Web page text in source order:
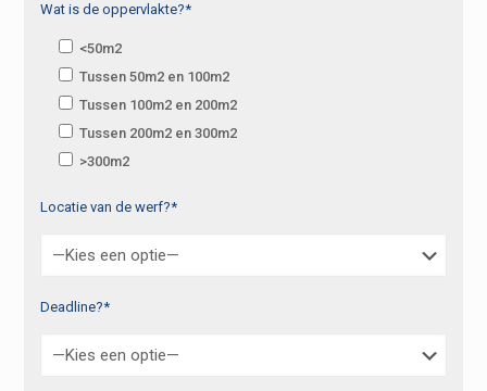
Wat is de oppervlakte?*
<50m2
Tussen 50m2 en 100m2
Tussen 100m2 en 200m2
Tussen 200m2 en 300m2
>300m2
Locatie van de werf?*
Deadline?*